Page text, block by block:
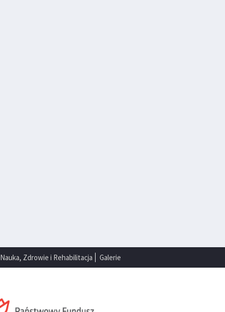
Nauka, Zdrowie i Rehabilitacja Galerie